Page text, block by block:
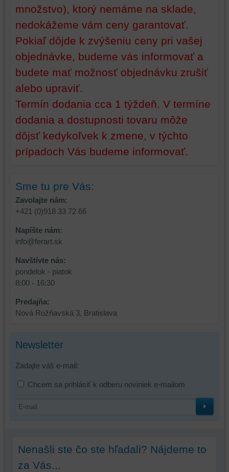
množstvo), ktorý nemáme na sklade,
nedokážeme vám ceny garantovať.
Pokiaľ dôjde k zvýšeniu ceny pri vašej
objednávke, budeme vás informovať a
budete mať možnosť objednávku zrušiť
alebo upraviť.
Termín dodania cca 1 týždeň. V termíne
dodania a dostupnosti tovaru môže
dôjsť kedykoľvek k zmene, v týchto
prípadoch Vás budeme informovať.
Sme tu pre Vás:
Zavolajte nám:
+421 (0)918 33 72 66
Napíšte nám:
info@ferart.sk
Navštívte nás:
pondelok - piatok
8:00 - 16:30
Predajňa:
Nová Rožňavská 3, Bratislava
Newsletter
Zadajte váš e-mail:
Chcem sa prihlásiť k odberu noviniek e-mailom
Nenašli ste čo ste hľadali? Nájdeme to
za Vás...